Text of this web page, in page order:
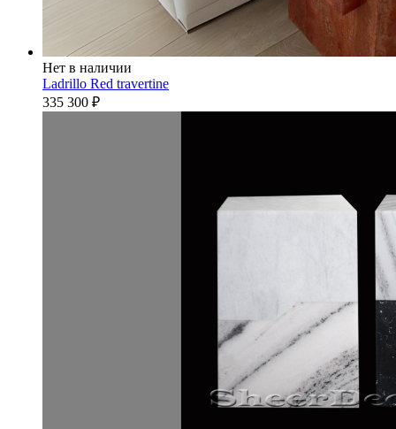
Нет в наличии
Ladrillo Red travertine
335 300 ₽